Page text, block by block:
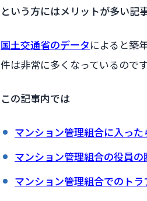
という方にはメリットが多い記
国土交通省のデータによると築
件は非常に多くなっているのです
この記事内では
マンション管理組合に入っ
マンション管理組合の役員の
マンション管理組合でのトラ